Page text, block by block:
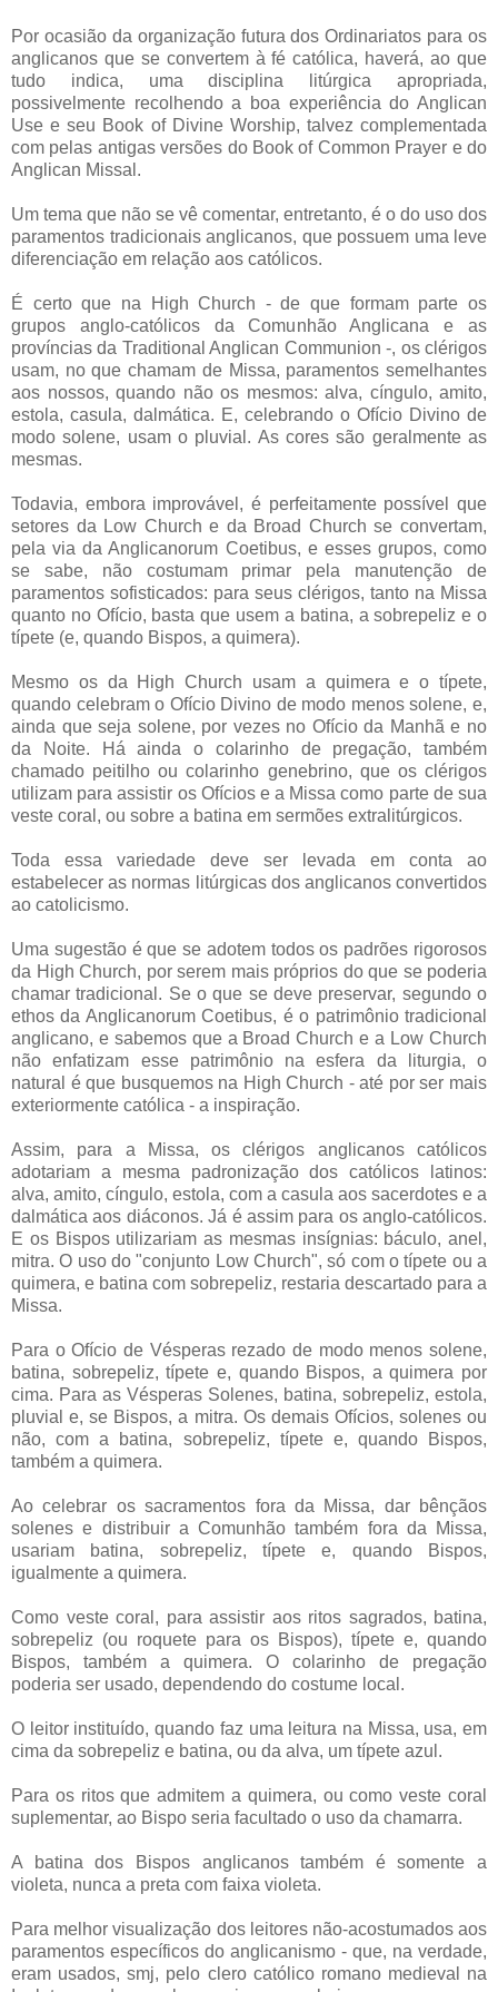
Por ocasião da organização futura dos Ordinariatos para os
anglicanos que se convertem à fé católica, haverá, ao que
tudo indica, uma disciplina litúrgica apropriada,
possivelmente recolhendo a boa experiência do Anglican
Use e seu Book of Divine Worship, talvez complementada
com pelas antigas versões do Book of Common Prayer e do
Anglican Missal.
Um tema que não se vê comentar, entretanto, é o do uso dos
paramentos tradicionais anglicanos, que possuem uma leve
diferenciação em relação aos católicos.
É certo que na High Church - de que formam parte os
grupos anglo-católicos da Comunhão Anglicana e as
províncias da Traditional Anglican Communion -, os clérigos
usam, no que chamam de Missa, paramentos semelhantes
aos nossos, quando não os mesmos: alva, cíngulo, amito,
estola, casula, dalmática. E, celebrando o Ofício Divino de
modo solene, usam o pluvial. As cores são geralmente as
mesmas.
Todavia, embora improvável, é perfeitamente possível que
setores da Low Church e da Broad Church se convertam,
pela via da Anglicanorum Coetibus, e esses grupos, como
se sabe, não costumam primar pela manutenção de
paramentos sofisticados: para seus clérigos, tanto na Missa
quanto no Ofício, basta que usem a batina, a sobrepeliz e o
típete (e, quando Bispos, a quimera).
Mesmo os da High Church usam a quimera e o típete,
quando celebram o Ofício Divino de modo menos solene, e,
ainda que seja solene, por vezes no Ofício da Manhã e no
da Noite. Há ainda o colarinho de pregação, também
chamado peitilho ou colarinho genebrino, que os clérigos
utilizam para assistir os Ofícios e a Missa como parte de sua
veste coral, ou sobre a batina em sermões extralitúrgicos.
Toda essa variedade deve ser levada em conta ao
estabelecer as normas litúrgicas dos anglicanos convertidos
ao catolicismo.
Uma sugestão é que se adotem todos os padrões rigorosos
da High Church, por serem mais próprios do que se poderia
chamar tradicional. Se o que se deve preservar, segundo o
ethos da Anglicanorum Coetibus, é o patrimônio tradicional
anglicano, e sabemos que a Broad Church e a Low Church
não enfatizam esse patrimônio na esfera da liturgia, o
natural é que busquemos na High Church - até por ser mais
exteriormente católica - a inspiração.
Assim, para a Missa, os clérigos anglicanos católicos
adotariam a mesma padronização dos católicos latinos:
alva, amito, cíngulo, estola, com a casula aos sacerdotes e a
dalmática aos diáconos. Já é assim para os anglo-católicos.
E os Bispos utilizariam as mesmas insígnias: báculo, anel,
mitra. O uso do "conjunto Low Church", só com o típete ou a
quimera, e batina com sobrepeliz, restaria descartado para a
Missa.
Para o Ofício de Vésperas rezado de modo menos solene,
batina, sobrepeliz, típete e, quando Bispos, a quimera por
cima. Para as Vésperas Solenes, batina, sobrepeliz, estola,
pluvial e, se Bispos, a mitra. Os demais Ofícios, solenes ou
não, com a batina, sobrepeliz, típete e, quando Bispos,
também a quimera.
Ao celebrar os sacramentos fora da Missa, dar bênçãos
solenes e distribuir a Comunhão também fora da Missa,
usariam batina, sobrepeliz, típete e, quando Bispos,
igualmente a quimera.
Como veste coral, para assistir aos ritos sagrados, batina,
sobrepeliz (ou roquete para os Bispos), típete e, quando
Bispos, também a quimera. O colarinho de pregação
poderia ser usado, dependendo do costume local.
O leitor instituído, quando faz uma leitura na Missa, usa, em
cima da sobrepeliz e batina, ou da alva, um típete azul.
Para os ritos que admitem a quimera, ou como veste coral
suplementar, ao Bispo seria facultado o uso da chamarra.
A batina dos Bispos anglicanos também é somente a
violeta, nunca a preta com faixa violeta.
Para melhor visualização dos leitores não-acostumados aos
paramentos específicos do anglicanismo - que, na verdade,
eram usados, smj, pelo clero católico romano medieval na